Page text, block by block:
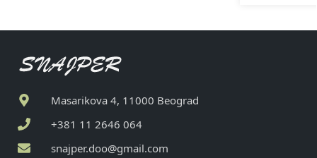
Masarikova 4, 11000 Beograd
+381 11 2646 064
snajper.doo@gmail.com